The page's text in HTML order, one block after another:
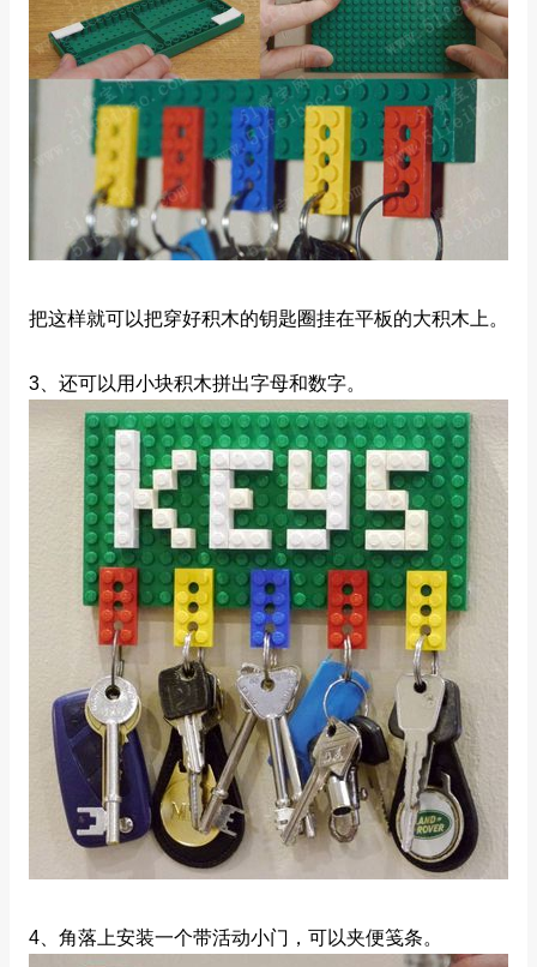
把这样就可以把穿好积木的钥匙圈挂在平板的大积木上。
3、还可以用小块积木拼出字母和数字。
4、角落上安装一个带活动小门，可以夹便笺条。